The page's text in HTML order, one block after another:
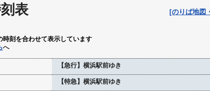
表 [のりば地図
刻を合わせて表示しています
へ
【急行】横浜駅前ゆき
【特急】横浜駅前ゆき